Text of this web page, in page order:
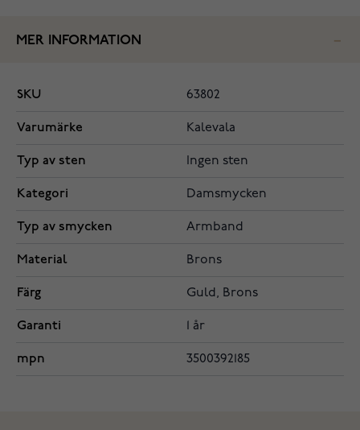
MER INFORMATION
SKU 63802
Varumärke Kalevala
Typ av sten Ingen sten
Kategori Damsmycken
Typ av smycken Armband
Material Brons
Färg Guld, Brons
Garanti 1 år
mpn 3500392185